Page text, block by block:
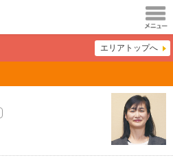
メニュ
ー
エリアトップへ